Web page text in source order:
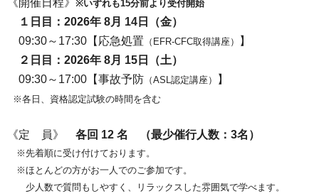
《開催日程》 ※いずれも15分前より受付開始
１日目：2026年 8月 14日（金）
09:30～17:30 【応急処置 （EFR-CFC取得講座）
】
２日目：2026年 8月 15日（土）
09:30～17:00【事故予防 （ASL認定講座） 】
※各日、資格認定試験の時間を含む
《定 員》 各回 12 名 （最少催行人数：3名）
※先着順に受け付けております。
※ほとんどの方がお一人でのご参加です。
少人数で質問もしやすく、リラックスした雰囲気で学べます。